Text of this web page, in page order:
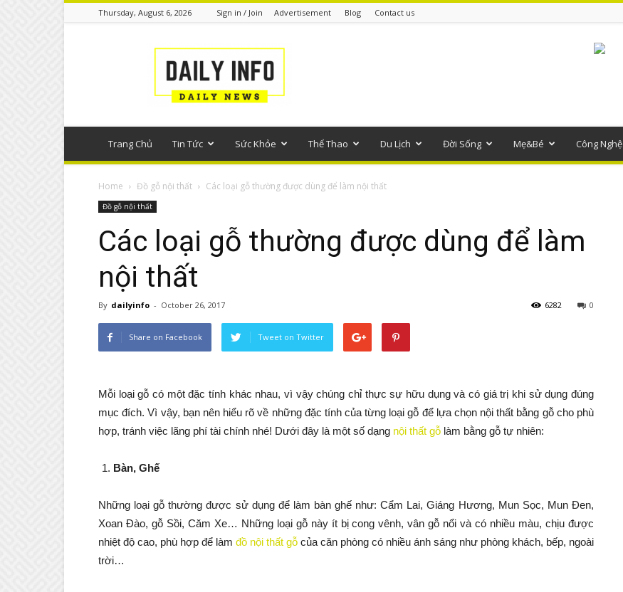
Thursday, August 6, 2026 Sign in / Join Advertisement Blog Contact us
thông
Trang Chủ Tin Tức Sức Khỏe Thể Thao Du Lịch Đời Sống Mẹ&Bé Công Nghệ
Home Đồ gỗ nội thất Các loại gỗ thường được dùng để làm nội thất
Đồ gỗ nội thất
Các loại gỗ thường được dùng để làm
nội thất
By dailyinfo - October 26, 2017 0
6282
Share on Facebook Tweet on Twitter
Mỗi loại gỗ có một đặc tính khác nhau, vì vậy chúng chỉ thực sự hữu dụng và có giá trị khi sử dụng đúng
mục đích. Vì vậy, bạn nên hiểu rõ về những đặc tính của từng loại gỗ để lựa chọn nội thất bằng gỗ cho phù
hợp, tránh việc lãng phí tài chính nhé! Dưới đây là một số dạng nội thất gỗ làm bằng gỗ tự nhiên:
Bàn, Ghế
Những loại gỗ thường được sử dụng để làm bàn ghế như: Cẩm Lai, Giáng Hương, Mun Sọc, Mun Đen,
Xoan Đào, gỗ Sồi, Căm Xe… Những loại gỗ này ít bị cong vênh, vân gỗ nổi và có nhiều màu, chịu được
nhiệt độ cao, phù hợp để làm đồ nội thất gỗ của căn phòng có nhiều ánh sáng như phòng khách, bếp, ngoài
trời…